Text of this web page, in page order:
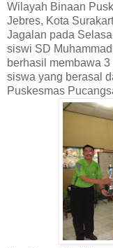
Wilayah Binaan
Jebres, Kota
Jagalan pada
siswi SD
berhasil membawa
siswa yang berasal
Puskesmas